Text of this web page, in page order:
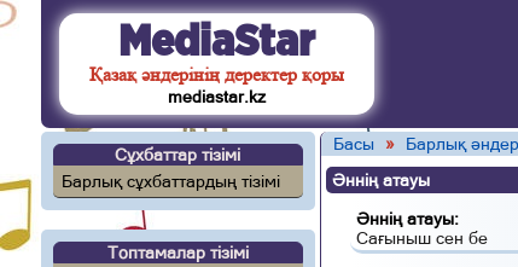
MediaStar
Қазақ әндерінің деректер қоры
mediastar.kz
Сұхбаттар тізімі
Барлық сұхбаттардың тізімі
Топтамалар тізімі
Басы » Барлық
Әннің атауы
Әннің атауы:
Сағыныш сен бе